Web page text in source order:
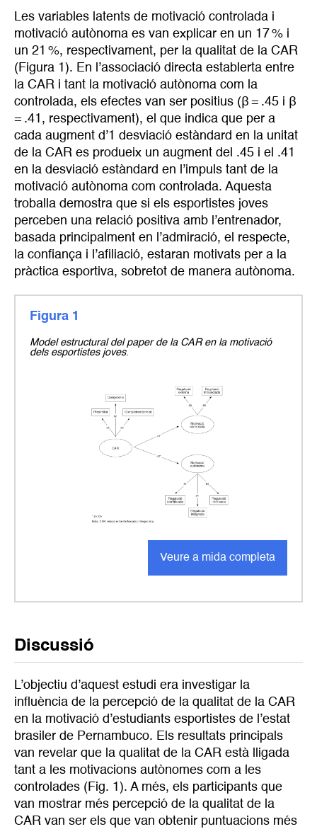
Les variables latents de motivació controlada i
motivació autònoma es van explicar en un 17 % i
un 21 %, respectivament, per la qualitat de la CAR
(Figura 1). En l’associació directa establerta entre
la CAR i tant la motivació autònoma com la
controlada, els efectes van ser positius (β = .45 i β
= .41, respectivament), el que indica que per a
cada augment d’1 desviació estàndard en la unitat
de la CAR es produeix un augment del .45 i el .41
en la desviació estàndard en l’impuls tant de la
motivació autònoma com controlada. Aquesta
troballa demostra que si els esportistes joves
perceben una relació positiva amb l’entrenador,
basada principalment en l’admiració, el respecte,
la confiança i l’afiliació, estaran motivats per a la
pràctica esportiva, sobretot de manera autònoma.
Figura 1
Veure a mida completa
Model estructural del paper de la CAR en la motivació
dels esportistes joves.
Discussió
L’objectiu d’aquest estudi era investigar la
influència de la percepció de la qualitat de la CAR
en la motivació d’estudiants esportistes de l’estat
brasiler de Pernambuco. Els resultats principals
van revelar que la qualitat de la CAR està lligada
tant a les motivacions autònomes com a les
controlades (Fig. 1). A més, els participants que
van mostrar més percepció de la qualitat de la
CAR van ser els que van obtenir puntuacions més